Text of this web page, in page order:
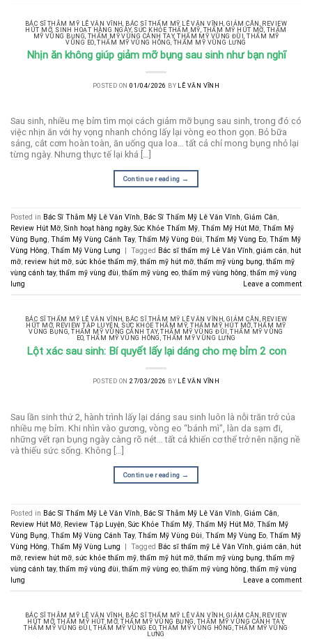
BÁC SĨ THẪM MỸ LÊ VĂN VĨNH BÁC SĨ THẨM MỸ LÊ VĂN VĨNH GIẢM CÂN
REVIEW
HÚT MỠ, SINH HOẠT HÀNG NGÀY, SỨC KHỎE THẨM MỸ THẨM MỸ HÚT MỠ, THẨM
MỸ VÙNG BỤNG THẨM MỸ VÙNG CÁNH TAY,THẨM MỸ VÙNG ĐÙI ,THẨM MỸ
VÙNG EO ,THẨM MỸ VÙNG HÔNG THẨM MỸ VÙNG LƯNG
Nhịn ăn không giúp giảm mỡ bụng sau sinh như bạn nghĩ
POSTED ON01/04/2026 BY LÊ VĂN VĨNH
Sau sinh, nhiều mẹ bỉm tìm mọi cách giảm mỡ bụng sau sinh, trong đó có
việc nhịn ăn với hy vọng nhanh chóng lấy lại vòng eo thon gọn. Bỏ bữa
sáng, cắt cơm hoàn toàn, ăn uống qua loa… tất cả chỉ mong bụng nhỏ lại
từng ngày. Nhưng thực tế lại khá […]
Continue reading →
Posted in Bác Sĩ Thẫm Mỹ Lê Văn Vĩnh, Bác Sĩ Thẩm Mỹ Lê Văn Vĩnh, Giảm Cân,
Review Hút Mỡ, Sinh hoạt hàng ngày, Sức Khỏe Thẩm Mỹ, Thẩm Mỹ Hút Mỡ, Thẩm Mỹ
Vùng Bụng, Thẩm Mỹ Vùng Cánh Tay, Thẩm Mỹ Vùng Đùi, Thẩm Mỹ Vùng Eo, Thẩm Mỹ
Vùng Hông, Thẩm Mỹ Vùng Lưng Tagged Bác sĩ thẩm mỹ Lê Văn Vĩnh, giảm cân, hút
mỡ, review hút mỡ, sức khỏe thẩm mỹ, thẩm mỹ hút mỡ, thẩm mỹ vùng bụng, thẩm mỹ
vùng cánh tay, thẩm mỹ vùng đùi, thẩm mỹ vùng eo, thẩm mỹ vùng hông, thẩm mỹ vùng
lưng
Leave a comment
BÁC SĨ THẨM MỸ LÊ VĂN VĨNH, BÁC SĨ THẪM MỸ LÊ VĂN VĨNH, GIẢM CÂN , REVIEW
HÚT MỠ, REVIEW TẬP LUYỆN, SỨC KHỎE THẨM MỸ,THẨM MỸ HÚT MỠ,THẨM MỸ
VÙNG BỤNG,THẨM MỸ VÙNG CÁNH TAY,THẨM MỸ VÙNG ĐÙI ,THẨM MỸ VÙNG
EO,THẨM MỸ VÙNG HÔNG , THẨM MỸ VÙNG LƯNG
Lột xác sau sinh: Bí quyết lấy lại dáng cho mẹ bỉm 2 con
POSTED ON27/03/2026 BY LÊ VĂN VĨNH
Sau lần sinh thứ 2, hành trình lấy lại dáng sau sinh luôn là nỗi trăn trở của
nhiều mẹ bỉm. Khi nhìn vào gương, vòng eo “bánh mì”, làn da sạm đi,
những vết rạn bụng ngày càng rõ nét… tất cả khiến cơ thể trở nên nặng nề
và thiếu sức sống. Không […]
Continue reading →
Posted in Bác Sĩ Thẩm Mỹ Lê Văn Vĩnh, Bác Sĩ Thẫm Mỹ Lê Văn Vĩnh, Giảm Cân,
Review Hút Mỡ, Review Tập Luyện, Sức Khỏe Thẩm Mỹ, Thẩm Mỹ Hút Mỡ, Thẩm Mỹ
Vùng Bụng, Thẩm Mỹ Vùng Cánh Tay, Thẩm Mỹ Vùng Đùi, Thẩm Mỹ Vùng Eo, Thẩm Mỹ
Vùng Hông, Thẩm Mỹ Vùng Lưng Tagged Bác sĩ thẩm mỹ Lê Văn Vĩnh, giảm cân, hút
mỡ, review hút mỡ, sức khỏe thẩm mỹ, thẩm mỹ hút mỡ, thẩm mỹ vùng bụng, thẩm mỹ
vùng cánh tay, thẩm mỹ vùng đùi, thẩm mỹ vùng eo, thẩm mỹ vùng hông, thẩm mỹ vùng
lưng
Leave a comment
BÁC SĨ THẪM MỸ LÊ VĂN VĨNH, BÁC SĨ THẨM MỸ LÊ VĂN VĨNH, GIẢM CÂN , REVIEW
HÚT MỠ, THẨM MỸ HÚT MỠ,THẨM MỸ VÙNG BỤNG , THẨM MỸ VÙNG CÁNH TAY,
THẨM MỸ VÙNG ĐÙI,THẨM MỸ VÙNG EO, THẨM MỸ VÙNG HÔNG ,THẨM MỸ VÙNG
LƯNG